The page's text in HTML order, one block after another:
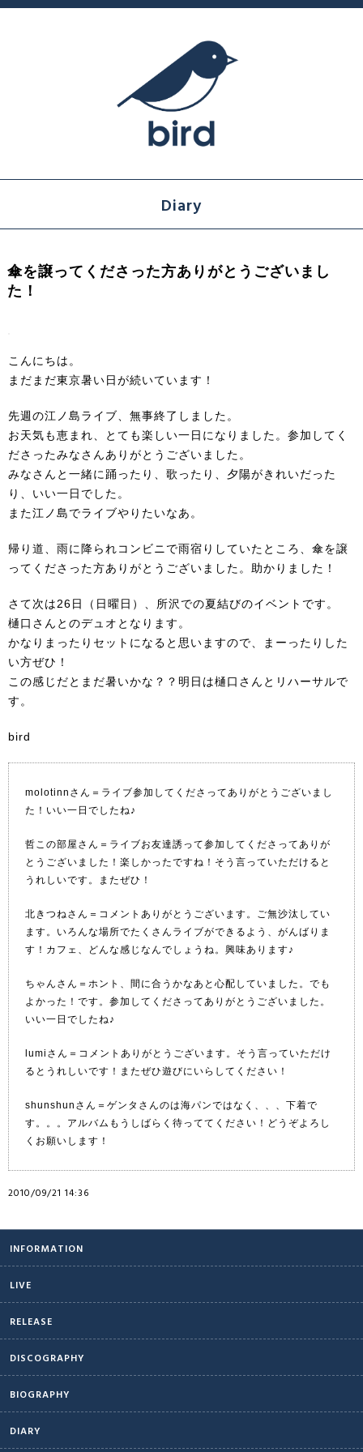
Diary
傘を譲ってくださった方ありがとうございまし
た！
こんにちは。
まだまだ東京暑い日が続いています！
先週の江ノ島ライブ 、無事終了しました。
お天気も恵まれ、とても楽しい一日になりました。参加してく
ださったみなさんありがとうございました。
みなさんと一緒に踊ったり、歌ったり、夕陽がきれいだった
り、いい一日でした。
また江ノ島でライブやりたいなあ。
帰り道、雨に降られコンビニで雨宿りしていたところ、傘を譲
ってくださった方ありがとうございました。助かりました！
さて次は26日（日曜日）、所沢での夏結びのイベント です。
樋口さん とのデュオとなります。
かなりまったりセットになると思いますので、まーったりした
い方ぜひ！
この感じだとまだ暑いかな？？明日は樋口さんとリハーサルで
す。
bird
molotinnさん＝ライブ参加してくださってありがとうございまし
た！いい一日でしたね♪
哲この部屋さん＝ライブお友達誘って参加してくださってありが
とうございました！楽しかったですね！そう言っていただけると
うれしいです。またぜひ！
北きつねさん＝コメントありがとうございます。ご無沙汰してい
ます。いろんな場所でたくさんライブができるよう、がんばりま
す！カフェ、どんな感じなんでしょうね。興味あります♪
ちゃんさん＝ホント、間に合うかなあと心配していました。でも
よかった！です。参加してくださってありがとうございました。
いい一日でしたね♪
lumiさん＝コメントありがとうございます。そう言っていただけ
るとうれしいです！またぜひ遊びにいらしてください！
shunshunさん＝ゲンタさんのは海パンではなく、、、下着で
す。。。アルバムもうしばらく待っててください！どうぞよろし
くお願いします！
2010/09/21 14:36
INFORMATION
LIVE
RELEASE
DISCOGRAPHY
BIOGRAPHY
DIARY